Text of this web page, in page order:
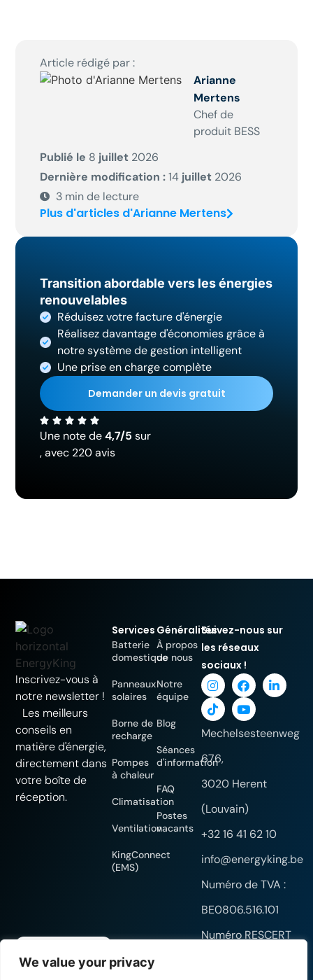
We value your privacy
Article rédigé par :
Arianne
Mertens
Chef de
produit BESS
Publié le 8 juillet 2026
Dernière modification :14 juillet 2026
3 min de lecture
Plus d'articles d'Arianne Mertens
Transition abordable vers les énergies
renouvelables
Réduisez votre facture d'énergie
Réalisez davantage d'économies grâce à
notre système de gestion intelligent
Une prise en charge complète
Demander un devis gratuit
Une note de4,7/5 sur
, avec 220 avis
Inscrivez-vous à
notre newsletter !
Les meilleurs
conseils en
matière d'énergie,
directement dans
votre boîte de
réception.
Services
Batterie
domestique
Panneaux
solaires
Borne de
recharge
Pompes
à chaleur
Climatisation
Ventilation
KingConnect
(EMS)
Généralités
À propos
de nous
Notre
équipe
Blog
Séances
d'information
FAQ
Postes
vacants
Suivez-nous sur
les réseaux
sociaux !
Mechelsesteenweg
676,
3020 Herent
(Louvain)
+32 16 41 62 10
info@energyking.be
Numéro de TVA :
BE0806.516.101
Numéro RESCERT